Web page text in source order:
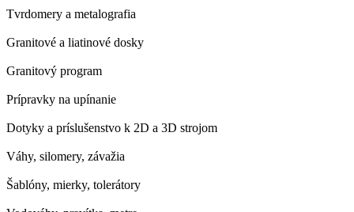
Tvrdomery a metalografia
Granitové a liatinové dosky
Granitový program
Prípravky na upínanie
Dotyky a príslušenstvo k 2D a 3D strojom
Váhy, silomery, závažia
Šablóny, mierky, tolerátory